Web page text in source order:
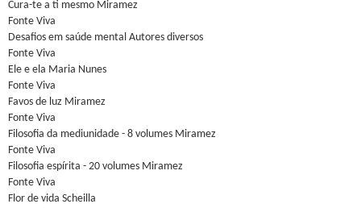
Cura-te a ti mesmo Miramez
Fonte Viva
Desafios em saúde mental Autores diversos
Fonte Viva
Ele e ela Maria Nunes
Fonte Viva
Favos de luz Miramez
Fonte Viva
Filosofia da mediunidade - 8 volumes Miramez
Fonte Viva
Filosofia espírita - 20 volumes Miramez
Fonte Viva
Flor de vida Scheilla